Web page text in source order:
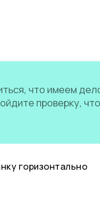
что имеем
проверку,
горизонтально